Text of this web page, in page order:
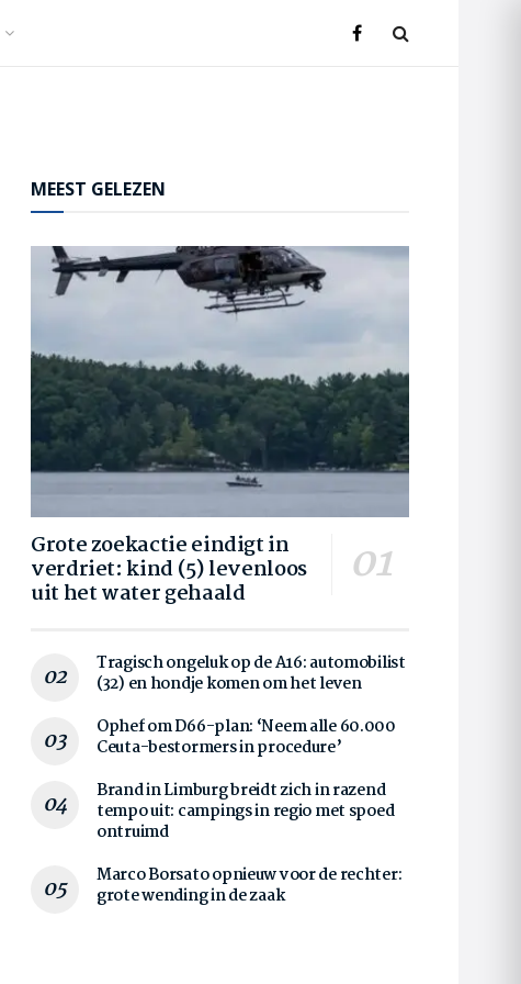
MEEST GELEZEN
Grote zoekactie eindigt in
verdriet: kind (5) levenloos
uit het water gehaald
Tragisch ongeluk op de A16: automobilist
(32) en hondje komen om het leven
Ophef om D66-plan: ‘Neem alle 60.000
Ceuta-bestormers in procedure’
Brand in Limburg breidt zich in razend
tempo uit: campings in regio met spoed
ontruimd
Marco Borsato opnieuw voor de rechter:
grote wending in de zaak